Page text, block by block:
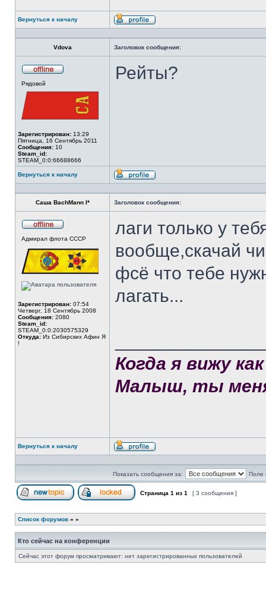
Вернуться к началу
Профиль
Vdova Заголовок сообщения:
сети
Рядовой
Зарегистрирован: 13:29
Пятница, 16 Сентябрь 2011
Сообщения: 10
Steam_id:
STEAM_0:0:66688666
Рейты?
Вернуться к началу
Профиль
Саша BachMann I* Заголовок сообщения:
в
Адмирал флота СССР
Зарегистрирован: 07:54
Четверг, 18 Сентябрь 2008
Сообщения: 2080
Steam_id:
STEAM_0:0:2030575329
Откуда: Из Сибирских Афин Я
!
лаги только у
вообще,скачай
фсё что тебе
лагать...
Когда я вижу
Малыш, ты
Вернуться к началу
Профиль
Показать сообщения за: Поле
Страница 1 из 1 [ 3 сообщения ]
Список форумов » »
Кто сейчас на конференции
Сейчас этот форум просматривают: нет зарегистрированных пользователей